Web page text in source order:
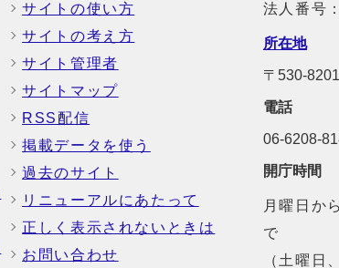
サイトの使い方
サイトの考え方
サイト管理者
サイトマップ
RSS配信
掲載データを使う
過去のサイト
リニューアルにあたって
正しく表示されないときは
お問い合わせ
法人番号
所在地
〒530-
電話
06-6208-
開庁時間
月曜日か
で
（土曜日